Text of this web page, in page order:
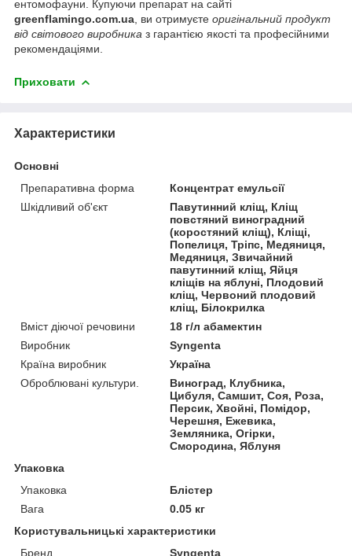
ентомофауни. Купуючи препарат на сайті
greenflamingo.com.ua , ви отримуєте оригінальний продукт
від світового виробника з гарантією якості та професійними
рекомендаціями.
Приховати
Характеристики
Основні
Препаративна форма
Концентрат емульсії
Шкідливий об'єкт
Павутинний кліщ, Кліщ
повстяний виноградний
(коростяний кліщ), Кліщі,
Попелиця, Тріпс, Медяниця,
Медяниця, Звичайний
павутинний кліщ, Яйця
кліщів на яблуні, Плодовий
кліщ, Червоний плодовий
кліщ, Білокрилка
Вміст діючої речовини
18 г/л абамектин
Виробник
Syngenta
Країна виробник
Україна
Оброблювані культури.
Виноград, Клубника,
Цибуля, Самшит, Соя, Роза,
Персик, Хвойні, Помідор,
Черешня, Ежевика,
Земляника, Огірки,
Смородина, Яблуня
Упаковка
Упаковка
Блістер
Вага
0.05 кг
Користувальницькі характеристики
Бренд
Syngenta